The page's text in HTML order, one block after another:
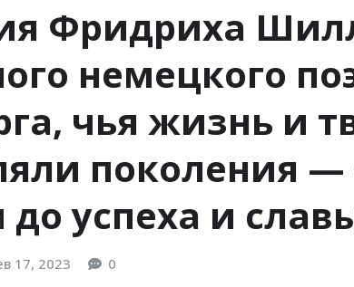
Фридриха
немецкого
чья жизнь и
поколения —
до успеха и
17, 2023 0